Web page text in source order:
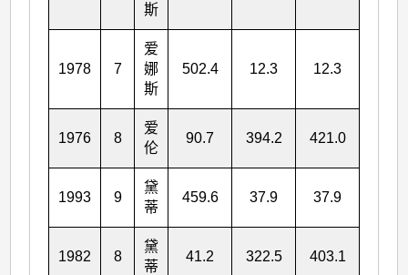
斯
1978 7
爱
娜
斯
502.4 12.3 12.3
1976 8
爱
伦
90.7 394.2 421.0
1993 9
黛
蒂
459.6 37.9 37.9
1982 8
黛
蒂
41.2 322.5 403.1